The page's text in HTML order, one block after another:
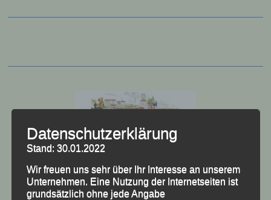
Datenschutzerklärung
Stand: 30.01.2022
Wir freuen uns sehr über Ihr Interesse an unserem
Unternehmen. Eine Nutzung der Internetseiten ist
grundsätzlich ohne jede Angabe